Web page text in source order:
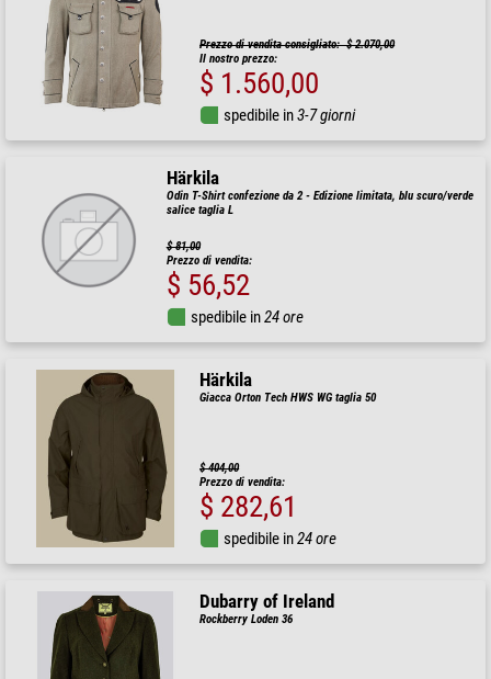
Prezzo di vendita consigliato: $ 2.070,00
Il nostro prezzo:
$ 1.560,00
spedibile in3-7 giorni
Härkila
Odin T-Shirt confezione da 2 - Edizione limitata, blu scuro/verde
salice taglia L
$ 81,00
Prezzo di vendita:
$ 56,52
spedibile in24 ore
Härkila
Giacca Orton Tech HWS WG taglia 50
$ 404,00
Prezzo di vendita:
$ 282,61
spedibile in24 ore
Dubarry of Ireland
Rockberry Loden 36